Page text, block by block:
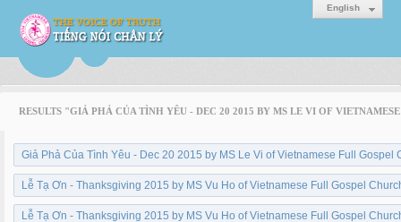
English
RESULTS "GIẢ PHẢ CỦA TÌNH YÊU - DEC 20 2015 BY MS LE VI OF
Giả Phả Của Tình Yêu - Dec 20 2015 by MS Le Vi of Vietnamese Full Gospel
Lễ Tạ Ơn - Thanksgiving 2015 by MS Vu Ho of Vietnamese Full Gospel
Lễ Tạ Ơn - Thanksgiving 2015 by MS Vu Ho of Vietnamese Full Gospel